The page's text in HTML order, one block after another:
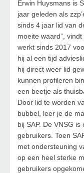
Erwin Huysmans is
jaar geleden als
sinds 4 jaar lid van
moeite waard”,
werkt sinds 2017
hij al een tijd
hij direct weer lid
kunnen profileren
een beetje als
Door lid te worden
bubbel, leer je de
bij SAP. De VNSG
gebruikers. Toen
met ondersteuning
op een heel sterke
gebruikers